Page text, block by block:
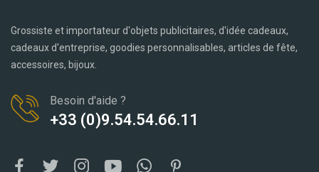
Grossiste et importateur d'objets publicitaires, d'idée cadeaux,
cadeaux d'entreprise, goodies personnalisables, articles de fête,
accessoires, bijoux.
Besoin d'aide ?
+33 (0)9.54.54.66.11